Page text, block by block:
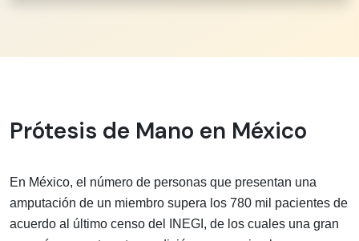
Prótesis de Mano en México
En México, el número de personas que presentan una
amputación de un miembro supera los 780 mil pacientes de
acuerdo al último censo del INEGI, de los cuales una gran